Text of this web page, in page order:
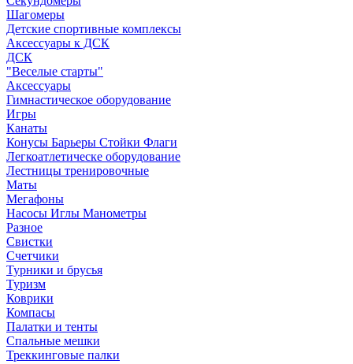
Шагомеры
Детские спортивные комплексы
Аксессуары к ДСК
ДСК
"Веселые старты"
Аксессуары
Гимнастическое оборудование
Игры
Канаты
Конусы Барьеры Стойки Флаги
Легкоатлетическе оборудование
Лестницы тренировочные
Маты
Мегафоны
Насосы Иглы Манометры
Разное
Свистки
Счетчики
Турники и брусья
Туризм
Коврики
Компасы
Палатки и тенты
Спальные мешки
Треккинговые палки